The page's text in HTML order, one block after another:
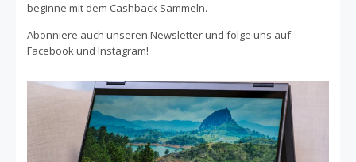
beginne mit dem Cashback Sammeln.
Abonniere auch unseren Newsletter und folge uns auf
Facebook und Instagram!